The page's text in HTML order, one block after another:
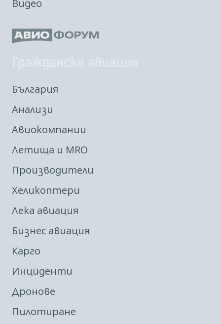
Видео
България
Анализи
Авиокомпании
Летища и MRO
Производители
Хеликоптери
Лека авиация
Бизнес авиация
Карго
Инциденти
Дронове
Пилотиране